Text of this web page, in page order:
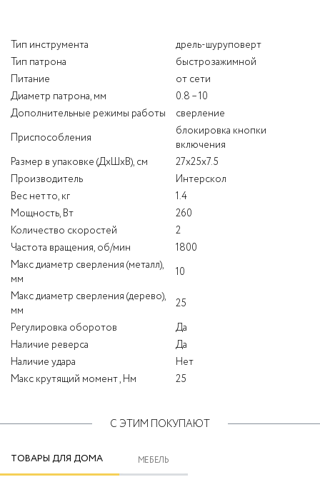
Тип инструмента
дрель-шуруповерт
Тип патрона
быстрозажимной
Питание
от сети
Диаметр патрона, мм
0.8 – 10
Дополнительные режимы работы
сверление
Приспособления
блокировка кнопки
включения
Размер в упаковке (ДхШхВ), см
27х25х7.5
Производитель
Интерскол
Вес нетто, кг
1.4
Мощность, Вт
260
Количество скоростей
2
Частота вращения, об/мин
1800
Макс диаметр сверления (металл),
мм
10
Макс диаметр сверления (дерево),
мм
25
Регулировка оборотов
Да
Наличие реверса
Да
Наличие удара
Нет
Макс крутящий момент , Нм
25
С ЭТИМ ПОКУПАЮТ
ТОВАРЫ ДЛЯ ДОМА МЕБЕЛЬ